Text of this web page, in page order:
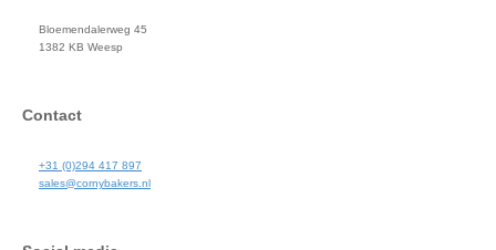
Bloemendalerweg 45
1382 KB Weesp
Contact
+31 (0)294 417 897
sales@cornybakers.nl